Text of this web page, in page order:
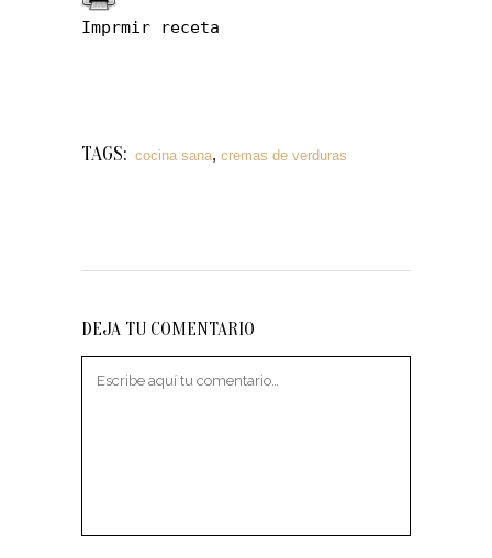
Imprmir receta
TAGS: cocina sana, cremas de verduras
DEJA TU COMENTARIO